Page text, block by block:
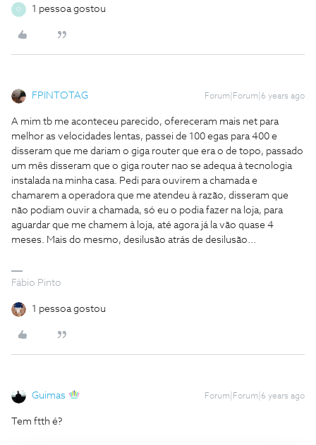
O 1 pessoa gostou
FPINTOTAG Forum|Forum|6 years ago
A mim tb me aconteceu parecido, ofereceram mais net para
melhor as velocidades lentas, passei de 100 egas para 400 e
disseram que me dariam o giga router que era o de topo, passado
um mês disseram que o giga router nao se adequa à tecnologia
instalada na minha casa. Pedi para ouvirem a chamada e
chamarem a operadora que me atendeu à razão, disseram que
não podiam ouvir a chamada, só eu o podia fazer na loja, para
aguardar que me chamem à loja, até agora já la vão quase 4
meses. Mais do mesmo, desilusão atrás de desilusão...
Fábio Pinto
1 pessoa gostou
Guimas Forum|Forum|6 years ago
Tem ftth é?